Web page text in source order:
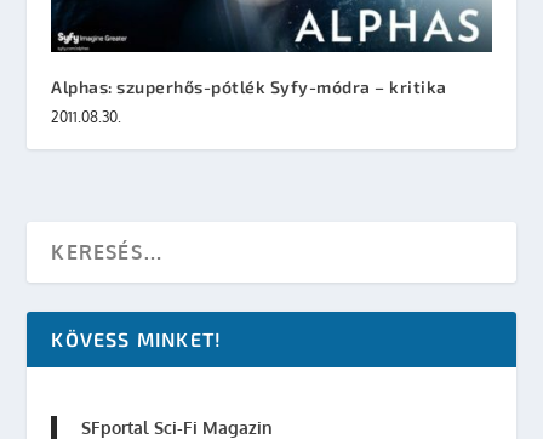
Alphas: szuperhős-pótlék Syfy-módra – kritika
2011.08.30.
KÖVESS MINKET!
SFportal Sci-Fi Magazin